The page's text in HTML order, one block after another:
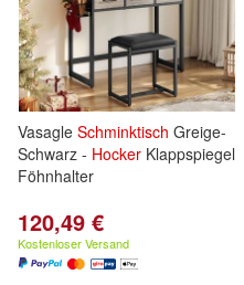
Vasagle Schminktisch Greige-
Schwarz - Hocker Klappspiegel
Föhnhalter
120,49 €
Kostenloser Versand